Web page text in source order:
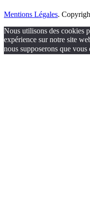
Mentions Légales.
Nous utilisons des cookies
expérience sur notre site
nous supposerons que vous